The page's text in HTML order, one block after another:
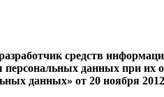
средств
персональных данных при
данных» от 20 ноября